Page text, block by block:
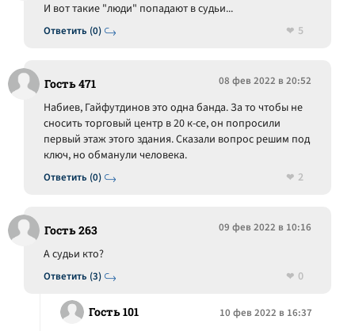
Ответить (0)
И вот такие "люди" попадают в судьи...
5
Гость 471 08 фев 2022 в 20:52
Ответить (0)
Набиев, Гайфутдинов это одна банда. За то чтобы не
сносить торговый центр в 20 к-се, он попросили
первый этаж этого здания. Сказали вопрос решим под
ключ, но обманули человека.
2
Гость 263 09 фев 2022 в 10:16
Ответить (3)
А судьи кто?
0
Гость 101 10 фев 2022 в 16:37